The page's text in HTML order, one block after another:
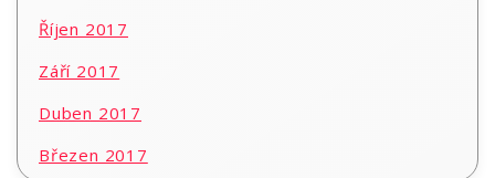
Říjen 2017
Září 2017
Duben 2017
Březen 2017